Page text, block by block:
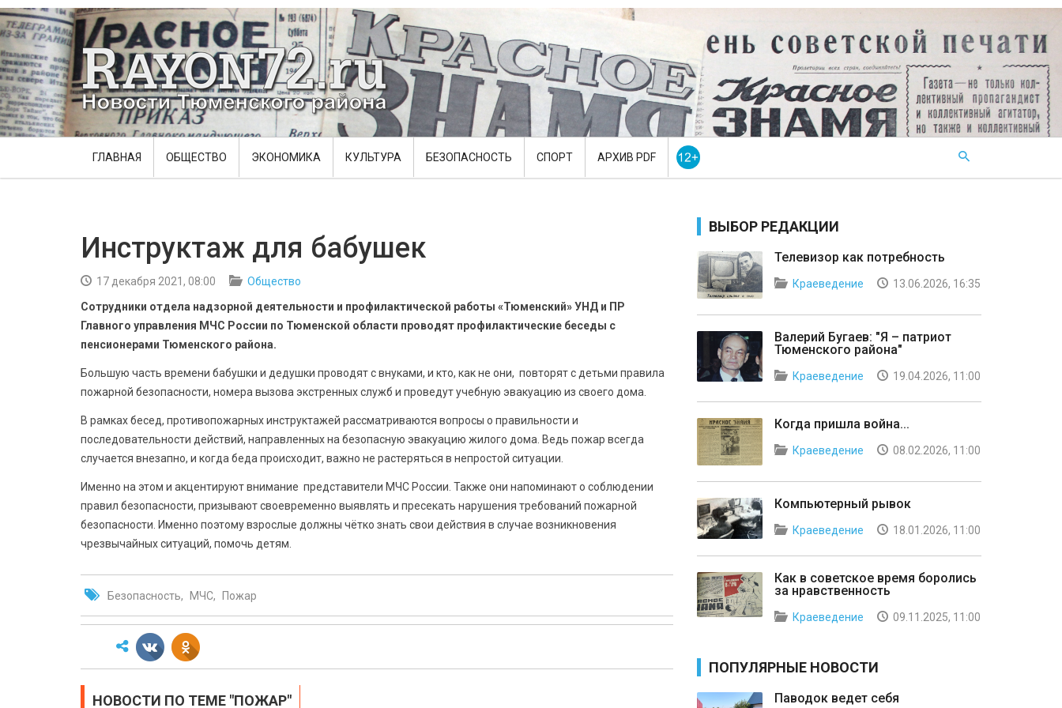
ГЛАВНАЯ ОБЩЕСТВО ЭКОНОМИКА КУЛЬТУРА БЕЗОПАСНОСТЬ СПОРТ АРХИВ PDF
Инструктаж для бабушек
17 декабря 2021, 08:00
Общество
Сотрудники отдела надзорной деятельности и профилактической работы «Тюменский» УНД и ПР
Главного управления МЧС России по Тюменской области проводят профилактические беседы с
пенсионерами Тюменского района.
Большую часть времени бабушки и дедушки проводят с внуками, и кто, как не они, повторят с детьми правила
пожарной безопасности, номера вызова экстренных служб и проведут учебную эвакуацию из своего дома.
В рамках бесед, противопожарных инструктажей рассматриваются вопросы о правильности и
последовательности действий, направленных на безопасную эвакуацию жилого дома. Ведь пожар всегда
случается внезапно, и когда беда происходит, важно не растеряться в непростой ситуации.
Именно на этом и акцентируют внимание представители МЧС России. Также они напоминают о соблюдении
правил безопасности, призывают своевременно выявлять и пресекать нарушения требований пожарной
безопасности. Именно поэтому взрослые должны чётко знать свои действия в случае возникновения
чрезвычайных ситуаций, помочь детям.
Безопасность МЧС Пожар
НОВОСТИ ПО ТЕМЕ "ПОЖАР"
ВЫБОР РЕДАКЦИИ
Телевизор как потребность
Краеведение 13.06.2026, 16:35
Валерий Бугаев: "Я – патриот
Тюменского района"
Краеведение 19.04.2026, 11:00
Когда пришла война...
Краеведение 08.02.2026, 11:00
Компьютерный рывок
Краеведение 18.01.2026, 11:00
Как в советское время боролись
за нравственность
Краеведение 09.11.2025, 11:00
ПОПУЛЯРНЫЕ НОВОСТИ
Паводок ведет себя